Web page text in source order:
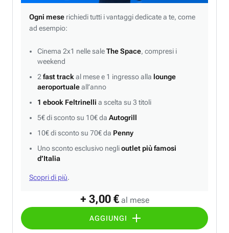
+ 3,00 € al mese
AGGIUNGI
Ogni mese richiedi tutti i vantaggi dedicate a te, come
ad esempio:
Cinema 2x1 nelle saleThe Space, compresi i
weekend
2 fast track al mese e 1 ingresso alla lounge
aeroportualeall’anno
1 ebook Feltrinelli a scelta su 3 titoli
5€ di sconto su 10€ da Autogrill
10€ di sconto su 70€ da Penny
Uno sconto esclusivo neglioutlet più famosi
d’Italia
Scopri di più.